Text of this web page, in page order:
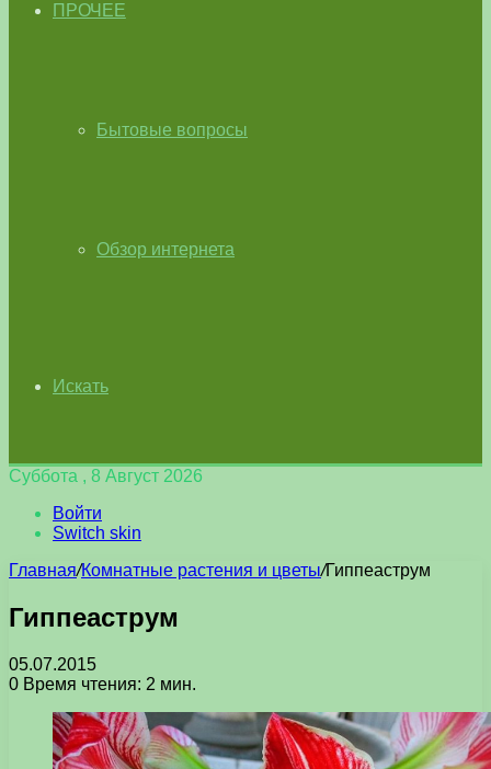
ПРОЧЕЕ
Бытовые вопросы
Обзор интернета
Искать
Суббота , 8 Август 2026
Войти
Switch skin
Главная/Комнатные растения и цветы/Гиппеаструм
Гиппеаструм
05.07.2015
0 Время чтения: 2 мин.